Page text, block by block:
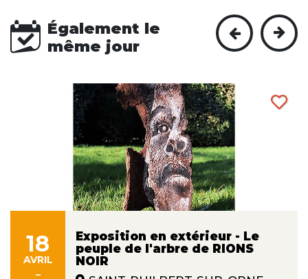
Également le
même jour
18
AVRIL
-
Exposition en extérieur - Le
peuple de l'arbre de RIONS
NOIR